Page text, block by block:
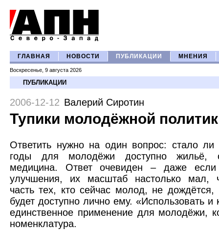
ГЛАВНАЯ НОВОСТИ ПУБЛИКАЦИИ МНЕНИЯ
Воскресенье, 9 августа 2026
ПУБЛИКАЦИИ
2006-12-12 Валерий Сиротин
Тупики молодёжной
Ответить нужно на один вопрос: стало ли
годы для молодёжи доступно жильё,
медицина. Ответ очевиден – даже
улучшения, их масштаб настолько мал,
часть тех, кто сейчас молод, не дождётся,
будет доступно лично ему. «Использовать и
единственное применение для молодёжи,
номенклатура.